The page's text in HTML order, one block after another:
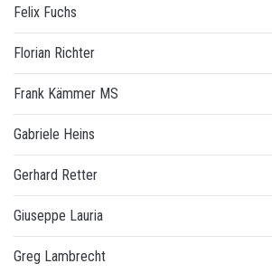
Felix Fuchs
Florian Richter
Frank Kämmer MS
Gabriele Heins
Gerhard Retter
Giuseppe Lauria
Greg Lambrecht